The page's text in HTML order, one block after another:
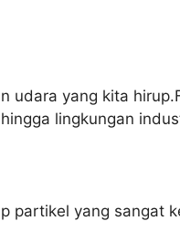
udara yang kita
lingkungan
partikel yang sangat